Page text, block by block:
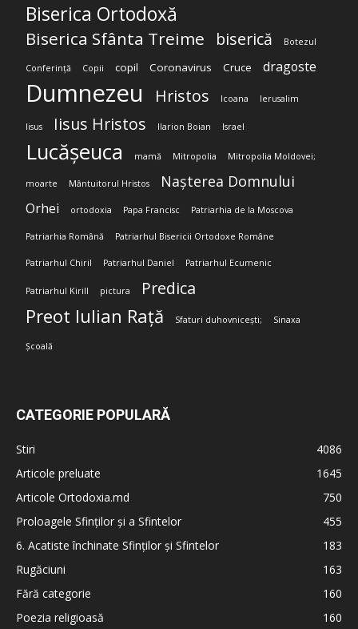
Biserica Ortodoxă
Biserica Sfânta Treime biserică Botezul
Conferință Copii copil Coronavirus Cruce dragoste
Dumnezeu Hristos Icoana Ierusalim
Iisus Iisus Hristos Ilarion Boian Israel
Lucășeuca mamă Mitropolia Mitropolia Moldovei;
moarte Mântuitorul Hristos Nașterea Domnului
Orhei ortodoxia Papa Francisc Patriarhia de la Moscova
Patriarhia Română Patriarhul Bisericii Ortodoxe Române
Patriarhul Chiril Patriarhul Daniel Patriarhul Ecumenic
Patriarhul Kirill pictura Predica
Preot Iulian Rață Sfaturi duhovnicești; Sinaxa
Școală
CATEGORIE POPULARĂ
Stiri
4086
Articole preluate
1645
Articole Ortodoxia.md
750
Proloagele Sfinților și a Sfintelor
455
6. Acatiste închinate Sfinților și Sfintelor
183
Rugăciuni
163
Fără categorie
160
Poezia religioasă
160